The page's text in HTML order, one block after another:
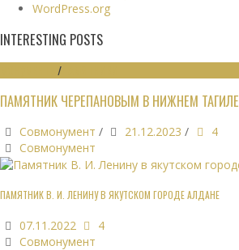
WordPress.org
INTERESTING POSTS
/
ПАМЯТНИК ЧЕРЕПАНОВЫМ В НИЖНЕМ ТАГИЛЕ
Совмонумент / 21.12.2023 /
4
Совмонумент
ПАМЯТНИК В. И. ЛЕНИНУ В ЯКУТСКОМ ГОРОДЕ АЛДАНЕ
07.11.2022
4
Совмонумент